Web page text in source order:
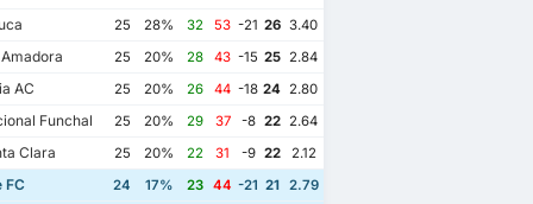
25 28% 32 53 -21 26 3.40
25 20% 28 43 -15 25 2.84
AC 25 20% 26 44 -18 24 2.80
Funchal 25 20% 29 37 -8 22 2.64
Clara 25 20% 22 31 -9 22
2.12
FC 24 17% 23 44 -21 21
2.79